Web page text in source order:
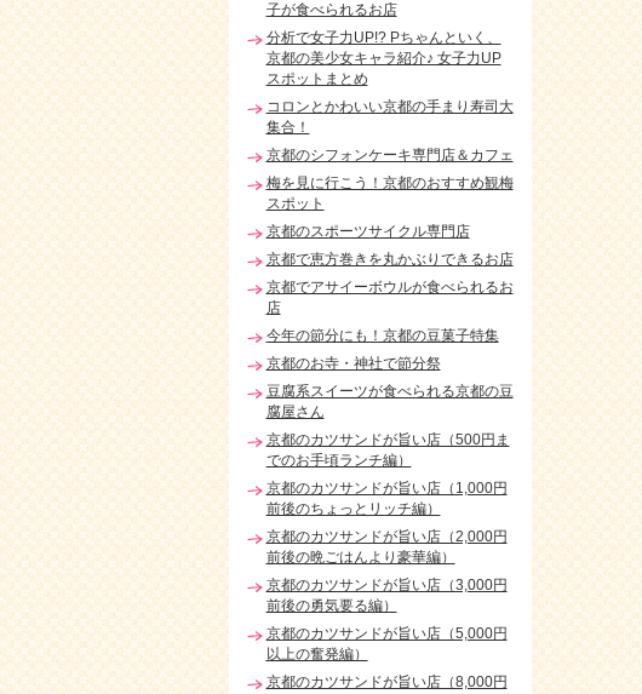
子が食べられるお店
分析で女子力UP!? Pちゃんといく、
京都の美少女キャラ紹介♪ 女子力UP
スポットまとめ
コロンとかわいい京都の手まり寿司大
集合！
京都のシフォンケーキ専門店＆カフェ
梅を見に行こう！京都のおすすめ観梅
スポット
京都のスポーツサイクル専門店
京都で恵方巻きを丸かぶりできるお店
京都でアサイーボウルが食べられるお
店
今年の節分にも！京都の豆菓子特集
京都のお寺・神社で節分祭
豆腐系スイーツが食べられる京都の豆
腐屋さん
京都のカツサンドが旨い店（500円ま
でのお手頃ランチ編）
京都のカツサンドが旨い店（1,000円
前後のちょっとリッチ編）
京都のカツサンドが旨い店（2,000円
前後の晩ごはんより豪華編）
京都のカツサンドが旨い店（3,000円
前後の勇気要る編）
京都のカツサンドが旨い店（5,000円
以上の奮発編）
京都のカツサンドが旨い店（8,000円